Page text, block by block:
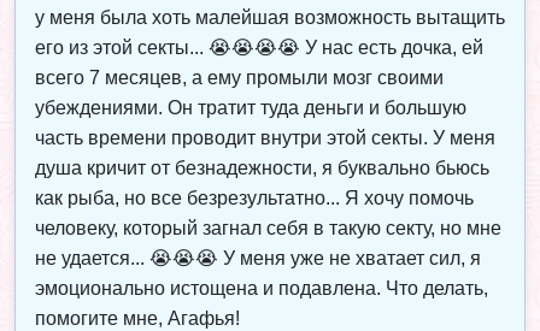
у меня была хоть малейшая возможность вытащить
его из этой секты... 😭😭😭😭 У нас есть дочка, ей
всего 7 месяцев, а ему промыли мозг своими
убеждениями. Он тратит туда деньги и большую
часть времени проводит внутри этой секты. У меня
душа кричит от безнадежности, я буквально бьюсь
как рыба, но все безрезультатно... Я хочу помочь
человеку, который загнал себя в такую секту, но мне
не удается... 😭😭😭 У меня уже не хватает сил, я
эмоционально истощена и подавлена. Что делать,
помогите мне, Агафья!